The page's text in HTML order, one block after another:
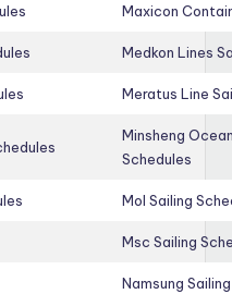
Maxicon
Medkon Lines
Meratus Line
Minsheng
Schedules
Mol Sailing
Msc Sailing
Namsung